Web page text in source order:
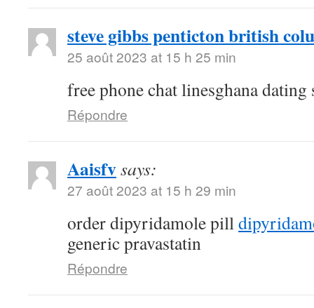
steve gibbs penticton british
25 août 2023 at 15 h 25 min
free phone chat linesghana dating
Répondre
Aaisfvsays:
27 août 2023 at 15 h 29 min
order dipyridamole pill
generic pravastatin
Répondre